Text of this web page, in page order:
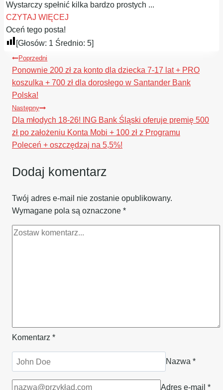
Wystarczy spełnić kilka bardzo prostych ...
CZYTAJ WIĘCEJ
Oceń tego posta!
[Głosów: 1 Średnio:5]
Nawigacja
wpisu
Poprzedni
Ponownie 200 zł za konto dla dziecka 7-17 lat + PRO
koszulka + 700 zł dla dorosłego w Santander Bank
Polska!
Następny
Dla młodych 18-26! ING Bank Śląski oferuje premię 500
zł po założeniu Konta Mobi + 100 zł z Programu
Poleceń + oszczędzaj na 5,5%!
Dodaj komentarz
Twój adres e-mail nie zostanie opublikowany.
Wymagane pola są oznaczone *
Komentarz *
Nazwa *
Adres e-mail *